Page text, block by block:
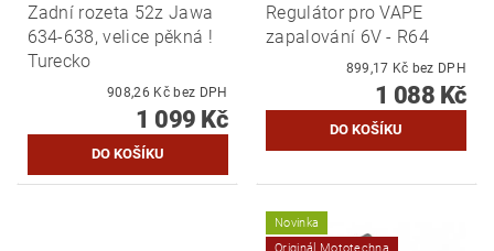
Zadní rozeta 52z Jawa
634-638, velice pěkná !
Turecko
908,26 Kč bez DPH
1 099 Kč
Regulátor pro VAPE
zapalování 6V - R64
899,17 Kč bez DPH
1 088 Kč
Novinka
Originál Mototechna